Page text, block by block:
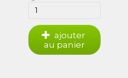
au panier